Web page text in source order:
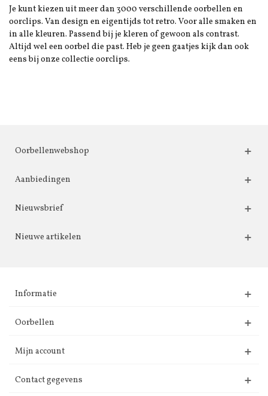
Je kunt kiezen uit meer dan 3000 verschillende oorbellen en
oorclips. Van design en eigentijds tot retro. Voor alle smaken en
in alle kleuren. Passend bij je kleren of gewoon als contrast.
Altijd wel een oorbel die past. Heb je geen gaatjes kijk dan ook
eens bij onze collectie oorclips.
Oorbellenwebshop
Aanbiedingen
Nieuwsbrief
Nieuwe artikelen
Informatie
Oorbellen
Mijn account
Contact gegevens